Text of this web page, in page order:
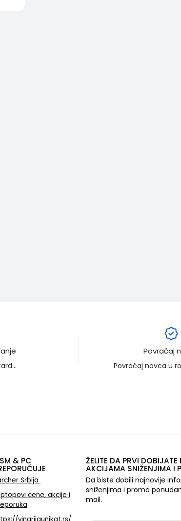
Povraćaj
Povraćaj novca u
& PC
Srbija
cene, akcije i
ŽELITE DA PRVI
AKCIJAMA SNIŽENJIMA I
Da biste dobili najnovije
sniženjima i promo
mail.